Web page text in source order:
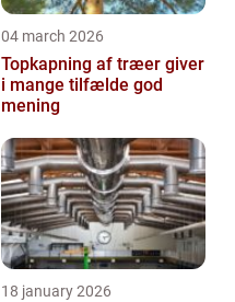
04 march 2026
Topkapning af træer giver
i mange tilfælde god
mening
18 january 2026